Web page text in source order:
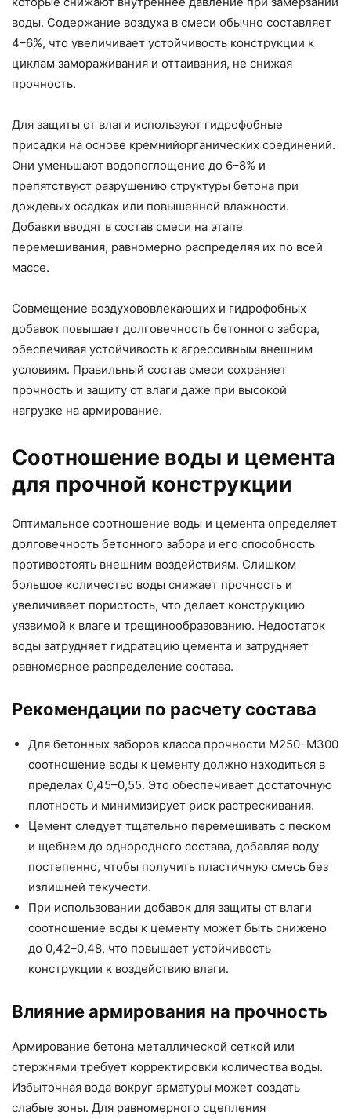
воды. Содержание воздуха в смеси обычно составляет
4–6%, что увеличивает устойчивость конструкции к
циклам замораживания и оттаивания, не снижая
прочность.
Для защиты от влаги используют гидрофобные
присадки на основе кремнийорганических соединений.
Они уменьшают водопоглощение до 6–8% и
препятствуют разрушению структуры бетона при
дождевых осадках или повышенной влажности.
Добавки вводят в состав смеси на этапе
перемешивания, равномерно распределяя их по всей
массе.
Совмещение воздухововлекающих и гидрофобных
добавок повышает долговечность бетонного забора,
обеспечивая устойчивость к агрессивным внешним
условиям. Правильный состав смеси сохраняет
прочность и защиту от влаги даже при высокой
нагрузке на армирование.
Соотношение воды и цемента
для прочной конструкции
Оптимальное соотношение воды и цемента определяет
долговечность бетонного забора и его способность
противостоять внешним воздействиям. Слишком
большое количество воды снижает прочность и
увеличивает пористость, что делает конструкцию
уязвимой к влаге и трещинообразованию. Недостаток
воды затрудняет гидратацию цемента и затрудняет
равномерное распределение состава.
Рекомендации по расчету состава
Для бетонных заборов класса прочности М250–М300
соотношение воды к цементу должно находиться в
пределах 0,45–0,55. Это обеспечивает достаточную
плотность и минимизирует риск растрескивания.
Цемент следует тщательно перемешивать с песком
и щебнем до однородного состава, добавляя воду
постепенно, чтобы получить пластичную смесь без
излишней текучести.
При использовании добавок для защиты от влаги
соотношение воды к цементу может быть снижено
до 0,42–0,48, что повышает устойчивость
конструкции к воздействию влаги.
Влияние армирования на прочность
Армирование бетона металлической сеткой или
стержнями требует корректировки количества воды.
Избыточная вода вокруг арматуры может создать
слабые зоны. Для равномерного сцепления